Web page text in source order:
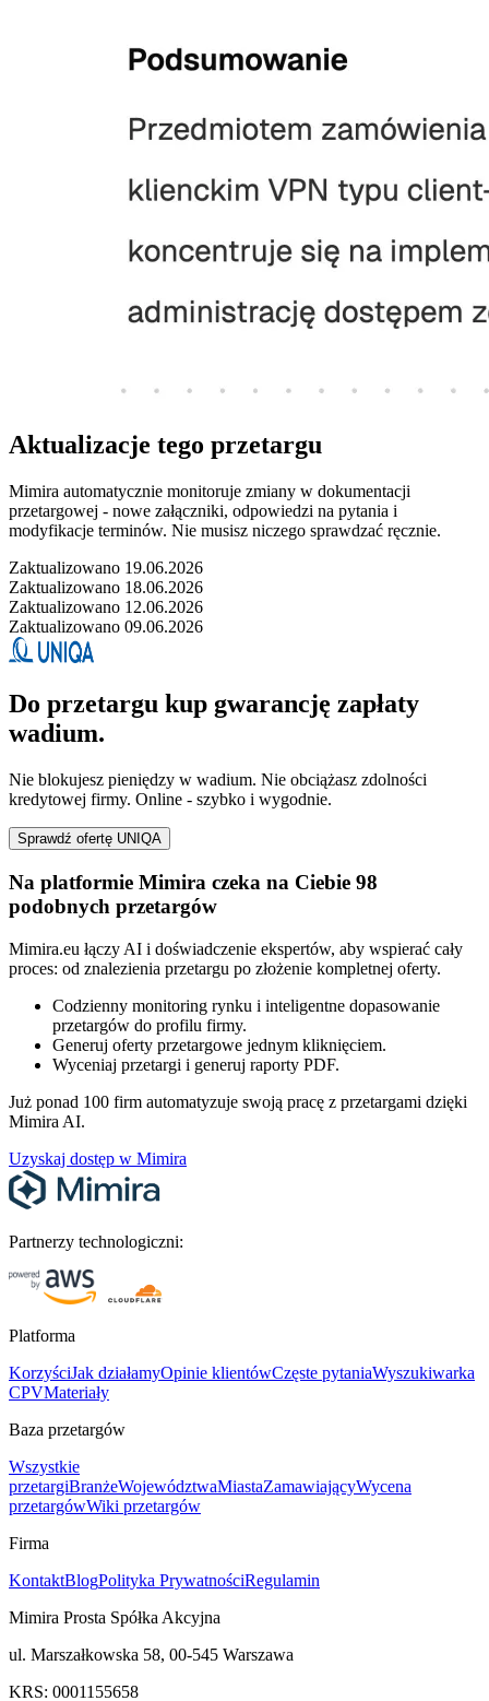
Aktualizacje tego przetargu
Mimira automatycznie monitoruje zmiany w dokumentacji
przetargowej - nowe załączniki, odpowiedzi na pytania i
modyfikacje terminów. Nie musisz niczego sprawdzać ręcznie.
Zaktualizowano 19.06.2026
Zaktualizowano 18.06.2026
Zaktualizowano 12.06.2026
Zaktualizowano 09.06.2026
Do przetargu kup gwarancję zapłaty
wadium.
Nie blokujesz pieniędzy w wadium. Nie obciążasz zdolności
kredytowej firmy. Online - szybko i wygodnie.
Sprawdź ofertę UNIQA
Na platformie Mimira czeka na Ciebie 98
podobnych przetargów
Mimira.eu łączy AI i doświadczenie ekspertów, aby wspierać cały
proces: od znalezienia przetargu po złożenie kompletnej oferty.
Codzienny monitoring rynku i inteligentne dopasowanie
przetargów do profilu firmy.
Generuj oferty przetargowe jednym kliknięciem.
Wyceniaj przetargi i generuj raporty PDF.
Już ponad 100 firm automatyzuje swoją pracę z przetargami dzięki
Mimira AI.
Uzyskaj dostęp w Mimira
Partnerzy technologiczni:
Platforma
KorzyściJak działamyOpinie klientówCzęste pytaniaWyszukiwarka
CPVMateriały
Baza przetargów
Wszystkie
przetargiBranżeWojewództwaMiastaZamawiającyWycena
przetargówWiki przetargów
Firma
KontaktBlogPolityka PrywatnościRegulamin
Mimira Prosta Spółka Akcyjna
ul. Marszałkowska 58, 00-545 Warszawa
KRS: 0001155658